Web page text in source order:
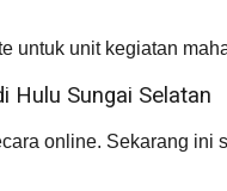
untuk unit kegiatan
Hulu Sungai Selatan
online. Sekarang